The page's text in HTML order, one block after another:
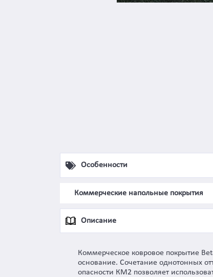
Особенности
Коммерческие напольные покрытия
Описание
Коммерческое ковровое покрытие
основание. Сочетание однотонных
опасности КМ2 позволяет